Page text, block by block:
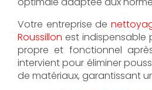
Votre entreprise de
Roussillon est indispensable
propre et fonctionnel
intervient pour éliminer
de matériaux, garantissant